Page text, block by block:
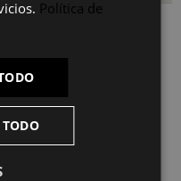
Política de